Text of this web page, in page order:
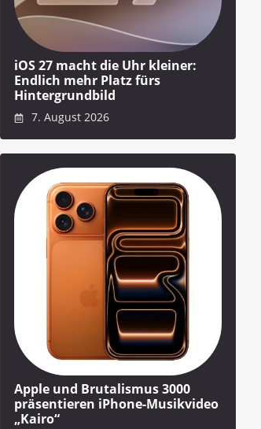
iOS 27 macht die Uhr kleiner:
Endlich mehr Platz fürs
Hintergrundbild
7. August 2026
Apple und Brutalismus 3000
präsentieren iPhone-Musikvideo
„Kairo“